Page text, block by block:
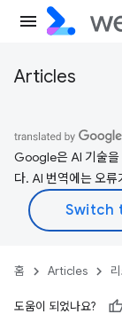
Articles
Google은 AI 기술을
다. AI 번역에는 오
홈 Articles
도움이 되었나요?